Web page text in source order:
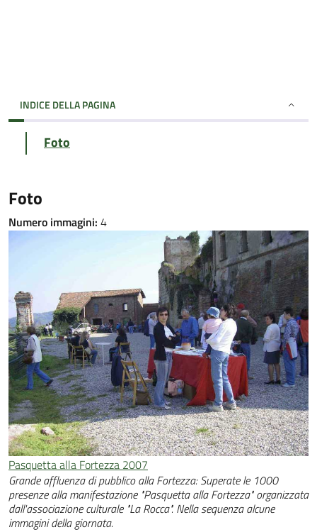
INDICE DELLA PAGINA
Foto
Foto
Numero immagini: 4
Pasquetta alla Fortezza 2007
Grande affluenza di pubblico alla Fortezza: Superate le 1000
presenze alla manifestazione "Pasquetta alla Fortezza" organizzata
dall'associazione culturale "La Rocca". Nella sequenza alcune
immagini della giornata.